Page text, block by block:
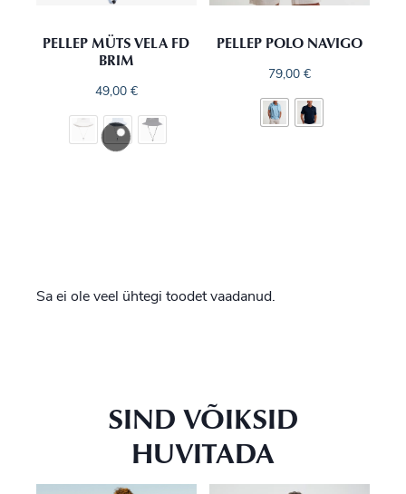
PELLEP MÜTS VELA FD
BRIM
49,00 €
PELLEP POLO NAVIGO
79,00€
Sa ei ole veel ühtegi toodet vaadanud.
SIND VÕIKSID
HUVITADA